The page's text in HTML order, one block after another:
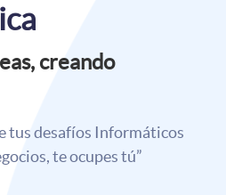
creando
tus desafíos Informáticos
te ocupes tú”